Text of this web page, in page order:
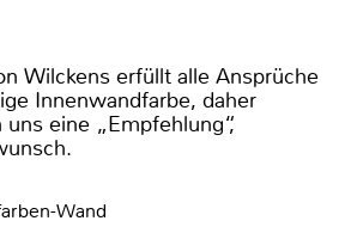
Wilckens erfüllt alle Ansprüche
Innenwandfarbe, daher
eine „Empfehlung“,
Wand